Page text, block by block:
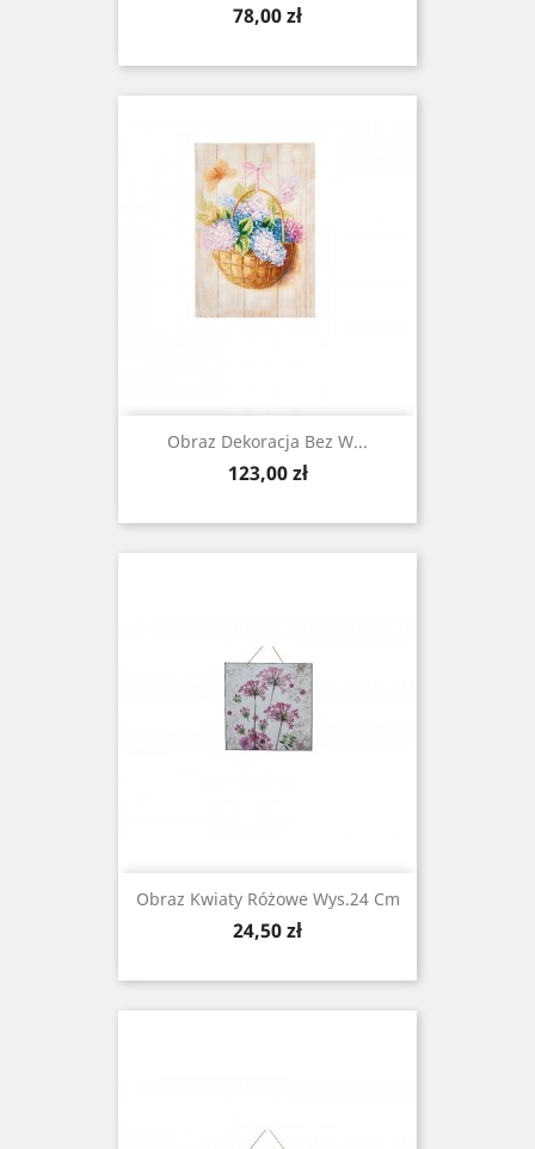
Cena
78,00 zł
Obraz Dekoracja Bez W...
Cena
123,00 zł
Obraz Kwiaty Różowe Wys.24 Cm
Cena
24,50 zł